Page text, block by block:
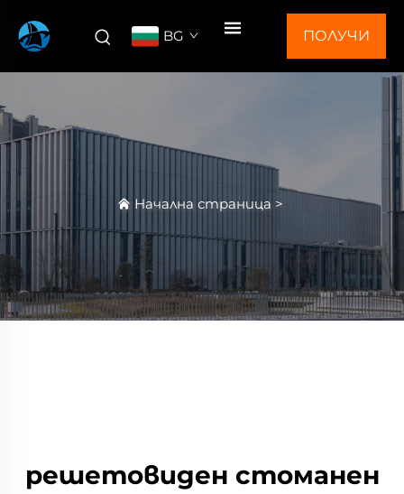
BG ПОЛУЧИ
Начална страница >
решетовиден стоманен